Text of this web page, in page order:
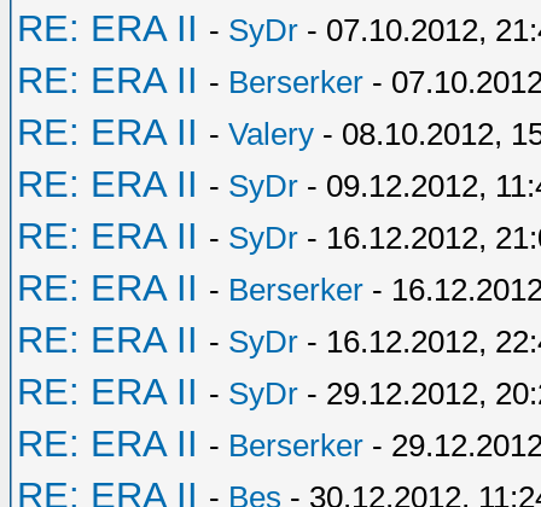
RE: ERA II - SyDr - 07.10.2012,
RE: ERA II - Berserker -
RE: ERA II - Valery - 08.10.2012,
RE: ERA II - SyDr - 09.12.2012,
RE: ERA II - SyDr - 16.12.2012,
RE: ERA II - Berserker -
RE: ERA II - SyDr - 16.12.2012,
RE: ERA II - SyDr - 29.12.2012,
RE: ERA II - Berserker -
RE: ERA II - Bes - 30.12.2012,